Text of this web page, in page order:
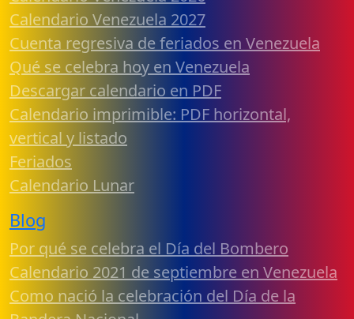
Calendario Venezuela 2027
Cuenta regresiva de feriados en Venezuela
Qué se celebra hoy en Venezuela
Descargar calendario en PDF
Calendario imprimible: PDF horizontal,
vertical y listado
Feriados
Calendario Lunar
Blog
Por qué se celebra el Día del Bombero
Calendario 2021 de septiembre en Venezuela
Como nació la celebración del Día de la